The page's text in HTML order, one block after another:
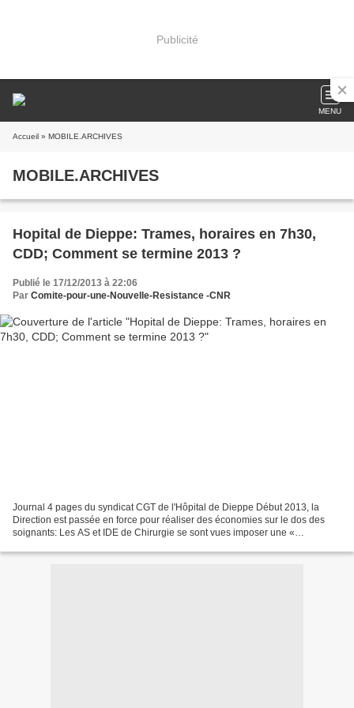
Publicité
MENU
Accueil » MOBILE.ARCHIVES
MOBILE.ARCHIVES
Hopital de Dieppe: Trames, horaires en 7h30,
CDD; Comment se termine 2013 ?
Publié le 17/12/2013 à 22:06
Par Comite-pour-une-Nouvelle-Resistance -CNR
Journal 4 pages du syndicat CGT de l'Hôpital de Dieppe Début 2013, la
Direction est passée en force pour réaliser des économies sur le dos des
soignants: Les AS et IDE de Chirurgie se sont vues imposer une «